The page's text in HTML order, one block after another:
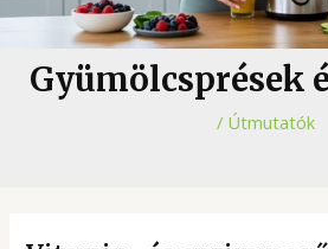
Gyümölcsprések
/ Útmutatók